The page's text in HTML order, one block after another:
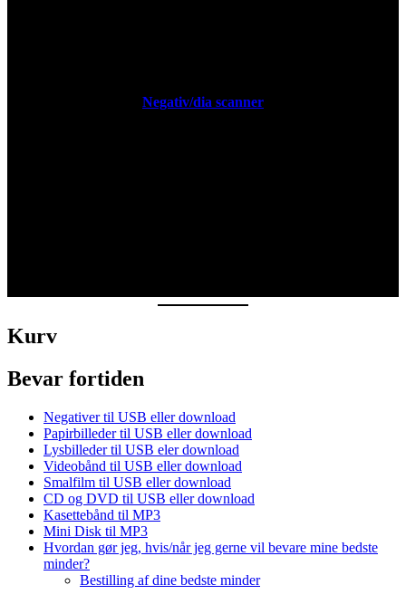
Negativ/dia scanner
Kurv
Bevar fortiden
Negativer til USB eller download
Papirbilleder til USB eller download
Lysbilleder til USB eler download
Videobånd til USB eller download
Smalfilm til USB eller download
CD og DVD til USB eller download
Kasettebånd til MP3
Mini Disk til MP3
Hvordan gør jeg, hvis/når jeg gerne vil bevare mine bedste
minder?
Bestilling af dine bedste minder